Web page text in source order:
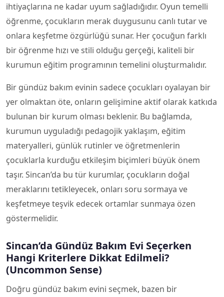
ihtiyaçlarına ne kadar uyum sağladığıdır. Oyun temelli
öğrenme, çocukların merak duygusunu canlı tutar ve
onlara keşfetme özgürlüğü sunar. Her çocuğun farklı
bir öğrenme hızı ve stili olduğu gerçeği, kaliteli bir
kurumun eğitim programının temelini oluşturmalıdır.
Bir gündüz bakım evinin sadece çocukları oyalayan bir
yer olmaktan öte, onların gelişimine aktif olarak katkıda
bulunan bir kurum olması beklenir. Bu bağlamda,
kurumun uyguladığı pedagojik yaklaşım, eğitim
materyalleri, günlük rutinler ve öğretmenlerin
çocuklarla kurduğu etkileşim biçimleri büyük önem
taşır. Sincan’da bu tür kurumlar, çocukların doğal
meraklarını tetikleyecek, onları soru sormaya ve
keşfetmeye teşvik edecek ortamlar sunmaya özen
göstermelidir.
Sincan’da Gündüz Bakım Evi Seçerken
Hangi Kriterlere Dikkat Edilmeli?
(Uncommon Sense)
Doğru gündüz bakım evini seçmek, bazen bir